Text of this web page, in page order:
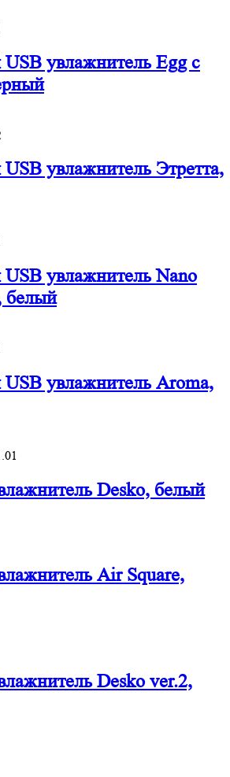
увлажнитель Egg с
увлажнитель Этретта,
увлажнитель Nano
белый
увлажнитель Aroma,
Desko, белый
Air Square,
Desko ver.2,